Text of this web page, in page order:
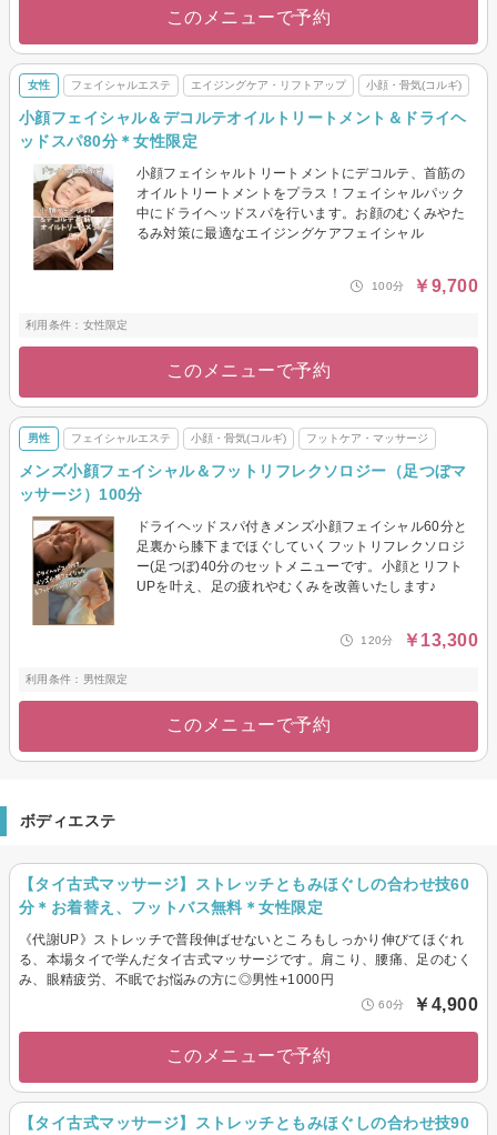
このメニューで予約
女性 フェイシャルエステ エイジングケア・リフトアップ 小顔・骨気(コルギ)
小顔フェイシャル＆デコルテオイルトリートメント＆ドライヘ
ッドスパ80分＊女性限定
小顔フェイシャルトリートメントにデコルテ、首筋の
オイルトリートメントをプラス！フェイシャルパック
中にドライヘッドスパを行います。お顔のむくみやた
るみ対策に最適なエイジングケアフェイシャル
100分 ￥9,700
利用条件：女性限定
このメニューで予約
男性 フェイシャルエステ 小顔・骨気(コルギ) フットケア・マッサージ
メンズ小顔フェイシャル＆フットリフレクソロジー（足つぼマ
ッサージ）100分
ドライヘッドスパ付きメンズ小顔フェイシャル60分と
足裏から膝下までほぐしていくフットリフレクソロジ
ー(足つぼ)40分のセットメニューです。小顔とリフト
UPを叶え、足の疲れやむくみを改善いたします♪
120分 ￥13,300
利用条件：男性限定
このメニューで予約
ボディエステ
【タイ古式マッサージ】ストレッチともみほぐしの合わせ技60
分＊お着替え、フットバス無料＊女性限定
《代謝UP》ストレッチで普段伸ばせないところもしっかり伸びてほぐれ
る、本場タイで学んだタイ古式マッサージです。肩こり、腰痛、足のむく
み、眼精疲労、不眠でお悩みの方に◎男性+1000円
60分 ￥4,900
このメニューで予約
【タイ古式マッサージ】ストレッチともみほぐしの合わせ技90